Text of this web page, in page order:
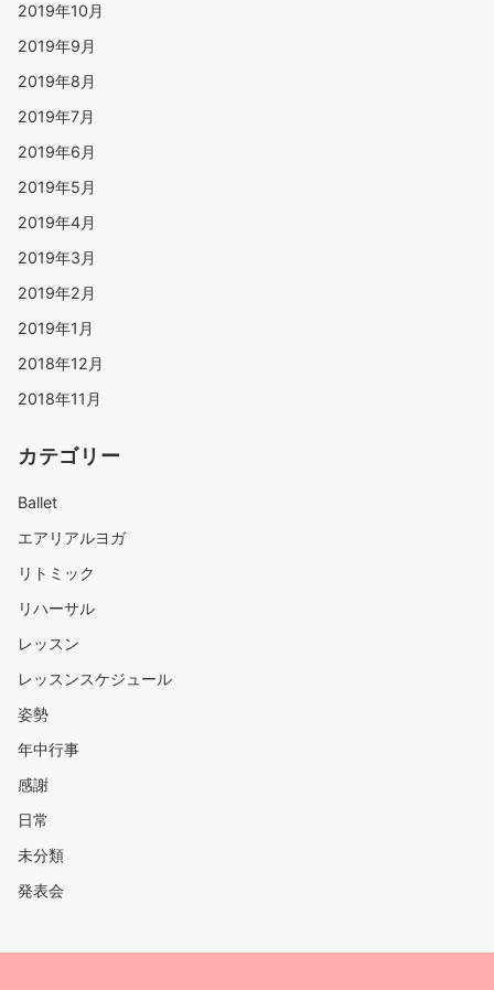
2019年10月
2019年9月
2019年8月
2019年7月
2019年6月
2019年5月
2019年4月
2019年3月
2019年2月
2019年1月
2018年12月
2018年11月
カテゴリー
Ballet
エアリアルヨガ
リトミック
リハーサル
レッスン
レッスンスケジュール
姿勢
年中行事
感謝
日常
未分類
発表会